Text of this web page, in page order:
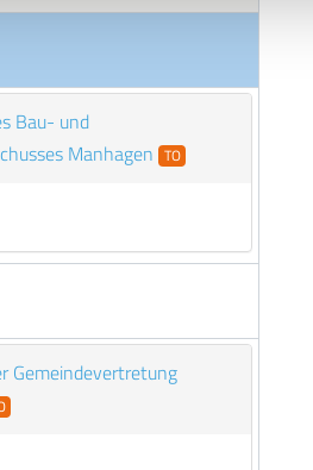
Bau- und
Manhagen TO
Gemeindevertretung